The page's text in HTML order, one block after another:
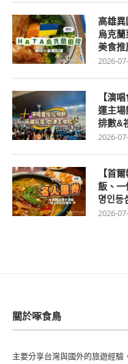
高雄異
烏克
美食推
2026-
【演
運主場
排數&
2026-
【首
飯、一
명인등
2026-
關於啄食鳥
主要分享台灣與國外的旅遊經